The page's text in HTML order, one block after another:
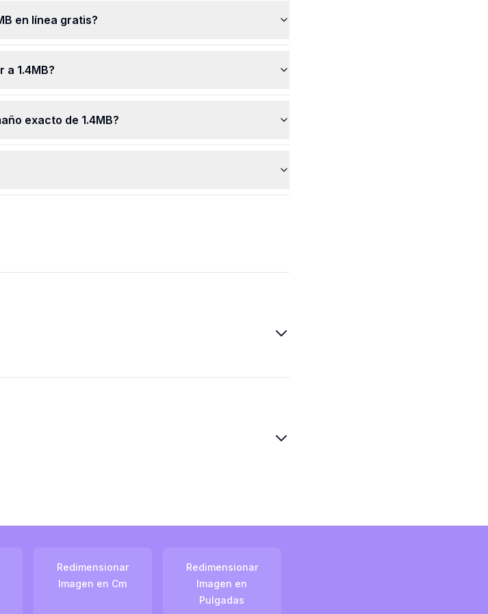
cualquier
forma gratuita.
en línea gratis?
1.4MB?
exacto de 1.4MB?
Redimensionar
Imagen en Cm
Redimensionar
Imagen en
Pulgadas